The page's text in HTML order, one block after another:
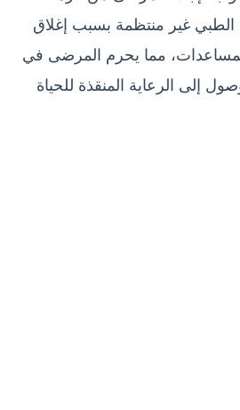
الطبي غير منتظمة بسبب إغلاق
مما يحرم المرضى في
إلى الرعاية المنقذة للحياة